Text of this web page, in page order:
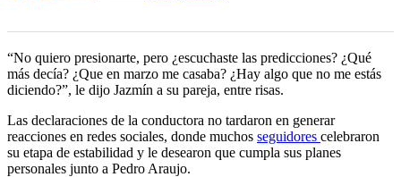
“No quiero presionarte, pero ¿escuchaste las predicciones? ¿Qué
más decía? ¿Que en marzo me casaba? ¿Hay algo que no me estás
diciendo?”, le dijo Jazmín a su pareja, entre risas.
Las declaraciones de la conductora no tardaron en generar
reacciones en redes sociales, donde muchos seguidores celebraron
su etapa de estabilidad y le desearon que cumpla sus planes
personales junto a Pedro Araujo.